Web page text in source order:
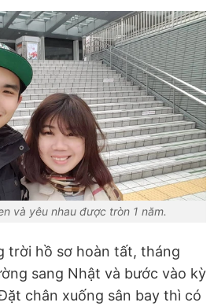
và yêu nhau được tròn 1 năm.
trời hồ sơ hoàn tất, tháng
sang Nhật và bước vào kỳ
chân xuống sân bay thì có